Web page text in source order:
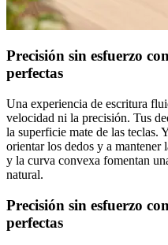
Precisión sin esfuerzo
perfectas
Una experiencia de escritura
velocidad ni la precisión. Tus
la superficie mate de las teclas.
orientar los dedos y a
y la curva convexa fomentan
natural.
Precisión sin esfuerzo
perfectas